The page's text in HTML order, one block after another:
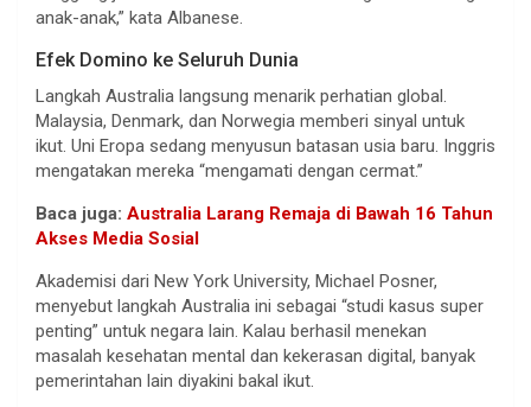
anak-anak,” kata Albanese.
Efek Domino ke Seluruh Dunia
Langkah Australia langsung menarik perhatian global.
Malaysia, Denmark, dan Norwegia memberi sinyal untuk
ikut. Uni Eropa sedang menyusun batasan usia baru. Inggris
mengatakan mereka “mengamati dengan cermat.”
Baca juga: Australia Larang Remaja di Bawah 16 Tahun
Akses Media Sosial
Akademisi dari New York University, Michael Posner,
menyebut langkah Australia ini sebagai “studi kasus super
penting” untuk negara lain. Kalau berhasil menekan
masalah kesehatan mental dan kekerasan digital, banyak
pemerintahan lain diyakini bakal ikut.